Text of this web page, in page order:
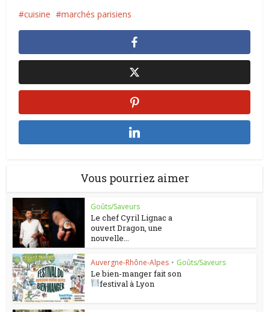
cuisine marchés parisiens
Vous pourriez aimer
Goûts/Saveurs
Le chef Cyril Lignac a
ouvert Dragon, une
nouvelle...
Auvergne-Rhône-Alpes • Goûts/Saveurs
Le bien-manger fait son
festival à Lyon